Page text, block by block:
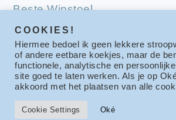
Beste Wipstoel
Beste Campingbedjes
Beste Babymatrassen
COPYRIGHT © 2026 BESTE
COOKIES!
Hiermee bedoel ik geen lekkere
of andere eetbare koekjes, maar de
functionele, analytische en
site goed te laten werken. Als je op
akkoord met het plaatsen van alle
Cookie Settings Oké